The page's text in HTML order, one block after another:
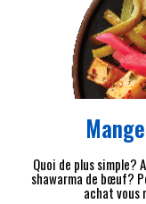
Quoi de plus simple?
shawarma de bœuf?
achat